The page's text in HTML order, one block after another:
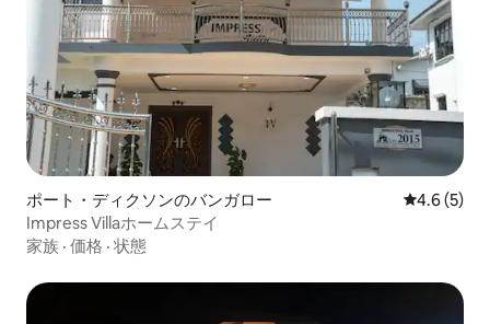
ポート・ディクソンのバンガロー レビュー5
4.6 (5)
Impress Villaホームステイ
家族 · 価格 · 状態